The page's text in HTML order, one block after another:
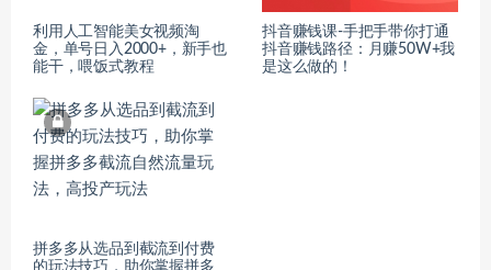
利用人工智能美女视频淘
金，单号日入2000+，新手也
能干，喂饭式教程
抖音赚钱课-手把手带你打通
抖音赚钱路径：月赚50W+我
是这么做的！
拼多多从选品到截流到付费
的玩法技巧，助你掌握拼多